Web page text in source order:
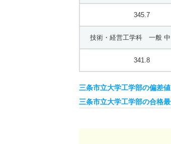
345.7
技術・経営工学科 一般
341.8
三条市立大学工学部の偏差
三条市立大学工学部の合格